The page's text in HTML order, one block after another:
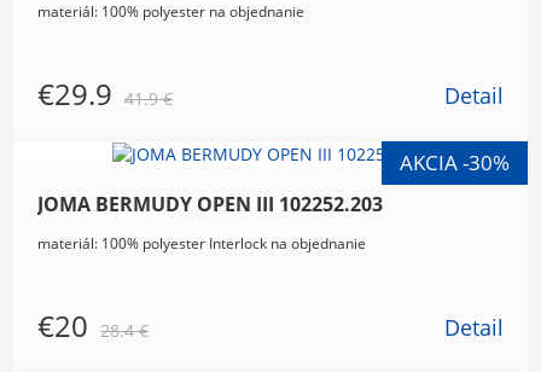
materiál: 100% polyester na objednanie
€29.9 41.9 € Detail
JOMA BERMUDY OPEN III 102252.203
materiál: 100% polyester Interlock na objednanie
€20 28.4 € Detail